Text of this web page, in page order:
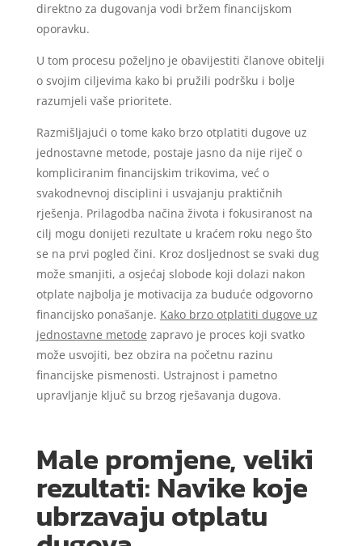
direktno za dugovanja vodi bržem financijskom
oporavku.
U tom procesu poželjno je obavijestiti članove obitelji
o svojim ciljevima kako bi pružili podršku i bolje
razumjeli vaše prioritete.
Razmišljajući o tome kako brzo otplatiti dugove uz
jednostavne metode, postaje jasno da nije riječ o
kompliciranim financijskim trikovima, već o
svakodnevnoj disciplini i usvajanju praktičnih
rješenja. Prilagodba načina života i fokusiranost na
cilj mogu donijeti rezultate u kraćem roku nego što
se na prvi pogled čini. Kroz dosljednost se svaki dug
može smanjiti, a osjećaj slobode koji dolazi nakon
otplate najbolja je motivacija za buduće odgovorno
financijsko ponašanje. Kako brzo otplatiti dugove uz
jednostavne metode zapravo je proces koji svatko
može usvojiti, bez obzira na početnu razinu
financijske pismenosti. Ustrajnost i pametno
upravljanje ključ su brzog rješavanja dugova.
Male promjene, veliki
rezultati: Navike koje
ubrzavaju otplatu